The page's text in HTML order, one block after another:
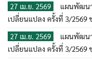
27 เม.ย. 2569
แผนพัฒน
เปลี่ยนแปลง ครั้งที่ 3/2569
27 เม.ย. 2569
แผนพัฒน
เปลี่ยนแปลง ครั้งที่ 3/2569